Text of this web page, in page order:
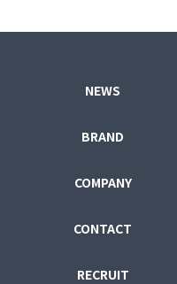
NEWS
BRAND
COMPANY
CONTACT
RECRUIT